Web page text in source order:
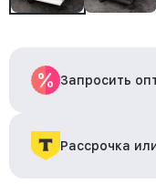
Запросить
Рассрочка